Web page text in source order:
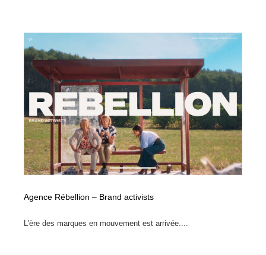
Agence Rébellion – Brand activists
L'ère des marques en mouvement est arrivée....